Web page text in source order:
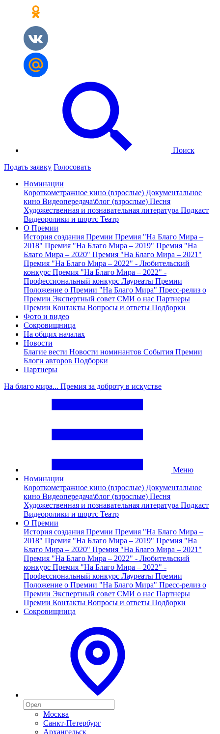
Поиск
Подать заявку Голосовать
Номинации
Короткометражное кино (взрослые) Документальное
кино Видеопередача\блог (взрослые) Песня
Художественная и познавательная литература Подкаст
Видеоролики и шортс Театр
О Премии
История создания Премии Премия "На Благо Мира –
2018" Премия "На Благо Мира – 2019" Премия "На
Благо Мира – 2020" Премия "На Благо Мира – 2021"
Премия "На Благо Мира – 2022" - Любительский
конкурс Премия "На Благо Мира – 2022" -
Профессиональный конкурс Лауреаты Премии
Положение о Премии "На Благо Мира" Пресс-релиз о
Премии Экспертный совет СМИ о нас Партнеры
Премии Контакты Вопросы и ответы Подборки
Фото и видео
Сокровищница
На общих началах
Новости
Благие вести Новости номинантов События Премии
Блоги авторов Подборки
Партнеры
На благо мира... Премия за доброту в искустве
Меню
Номинации
Короткометражное кино (взрослые) Документальное
кино Видеопередача\блог (взрослые) Песня
Художественная и познавательная литература Подкаст
Видеоролики и шортс Театр
О Премии
История создания Премии Премия "На Благо Мира –
2018" Премия "На Благо Мира – 2019" Премия "На
Благо Мира – 2020" Премия "На Благо Мира – 2021"
Премия "На Благо Мира – 2022" - Любительский
конкурс Премия "На Благо Мира – 2022" -
Профессиональный конкурс Лауреаты Премии
Положение о Премии "На Благо Мира" Пресс-релиз о
Премии Экспертный совет СМИ о нас Партнеры
Премии Контакты Вопросы и ответы Подборки
Сокровищница
Москва
Санкт-Петербург
Архангельск